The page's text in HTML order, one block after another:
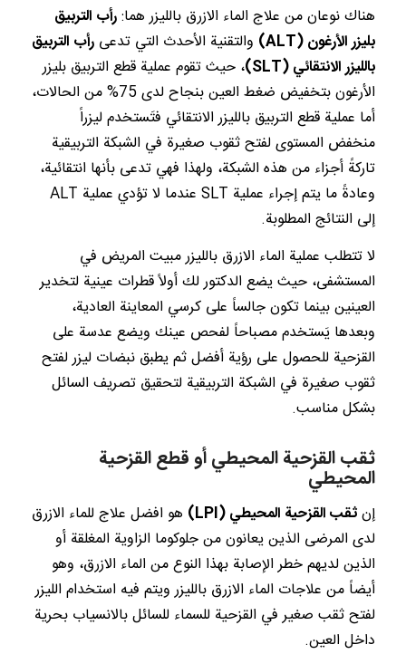
هناك نوعان من علاج الماء الازرق بالليزر هما:رأب التربيق
بليزر الأرغون(ALT) والتقنية الأحدث التي تدعى رأب التربيق
بالليزر الانتقائي(SLT)
، حيث تقوم عملية قطع التربيق بليزر
الأرغون بتخفيض ضغط العين بنجاح لدى 75% من الحالات،
أما عملية قطع التربيق بالليزر الانتقائي فتَستخدم ليزراً
منخفض المستوى لفتح ثقوب صغيرة في الشبكة التربيقية
تاركةً أجزاء من هذه الشبكة، ولهذا فهي تدعى بأنها انتقائية،
وعادةً ما يتم إجراء عملية SLT عندما لا تؤدي عملية ALT
إلى النتائج المطلوبة.
لا تتطلب عملية الماء الازرق بالليزر مبيت المريض في
المستشفى، حيث يضع الدكتور لك أولاً قطرات عينية لتخدير
العينين بينما تكون جالساً على كرسي المعاينة العادية،
وبعدها يَستخدم مصباحاً لفحص عينك ويضع عدسة على
القزحية للحصول على رؤية أفضل ثم يطبق نبضات ليزر لفتح
ثقوب صغيرة في الشبكة التربيقية لتحقيق تصريف السائل
بشكل مناسب.
ثقب القزحية المحيطي أو قطع القزحية
المحيطي
إنثقب القزحية المحيطي(LPI)
هو افضل علاج للماء الازرق
لدى المرضى الذين يعانون من جلوكوما الزاوية المغلقة أو
الذين لديهم خطر الإصابة بهذا النوع من الماء الازرق، وهو
أيضاً من علاجات الماء الازرق بالليزر ويتم فيه استخدام الليزر
لفتح ثقب صغير في القزحية للسماء للسائل بالانسياب بحرية
داخل العين.